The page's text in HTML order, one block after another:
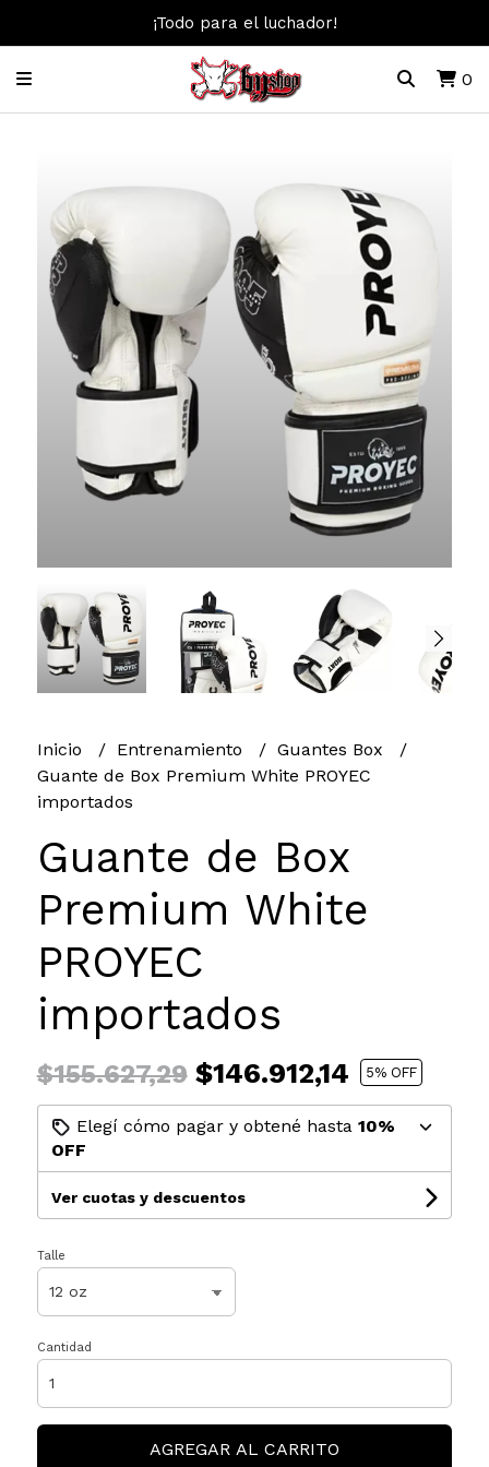
¡Todo para el luchador!
0
Inicio Entrenamiento
Guantes Box
Guante de Box Premium White PROYEC
importados
Guante de Box
Premium White
PROYEC
importados
$155.627,29$146.912,14 5% OFF
Elegí cómo pagar y obtené hasta 10%
OFF
Ver cuotas y descuentos
Talle
Cantidad
AGREGAR AL CARRITO